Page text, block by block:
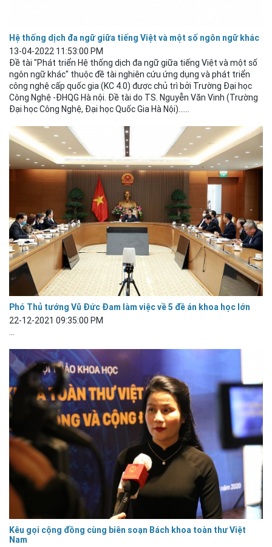
Hệ thống dịch đa ngữ giữa tiếng Việt và một số ngôn ngữ khác
13-04-2022 11:53:00 PM
Đề tài "Phát triển Hệ thống dịch đa ngữ giữa tiếng Việt và một số
ngôn ngữ khác" thuộc đề tài nghiên cứu ứng dụng và phát triển
công nghệ cấp quốc gia (KC 4.0) đượcchủ trì bởi Trường Đại học
Công Nghệ -ĐHQG Hà nội. Đề tài do TS. Nguyễn Văn Vinh (Trường
Đại học Công Nghệ, Đại học Quốc Gia Hà Nội)......
Phó Thủ tướng Vũ Đức Đam làm việc về 5 đề án khoa học lớn
22-12-2021 09:35:00 PM
...
Kêu gọi cộng đồng cùng biên soạn Bách khoa toàn thư Việt
Nam